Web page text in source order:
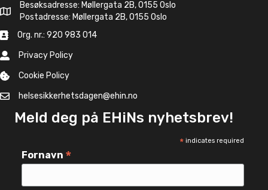
Besøksadresse: Møllergata 2B, 0155 Oslo
Postadresse: Møllergata 2B, 0155 Oslo
Org. nr.: 920 983 014
Privacy Policy
Cookie Policy
helsesikkerhetsdagen@ehin.no
Meld deg på EHiNs nyhetsbrev!
* indicates required
Fornavn *